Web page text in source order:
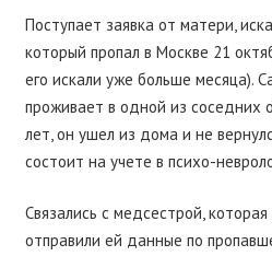
Поступает заявка от матери,
который пропал в Москве 21
его искали уже больше месяца).
проживает в одной из соседних
лет, он ушел из дома и не
состоит на учете в психо-
Связались с медсестрой, которая
отправили ей данные по